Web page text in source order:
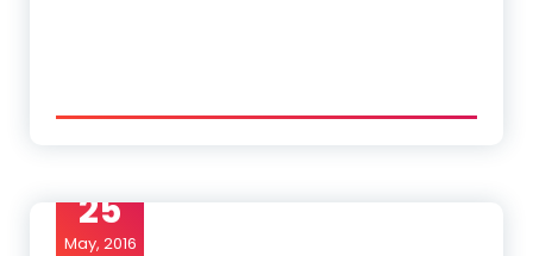
25
May, 2016